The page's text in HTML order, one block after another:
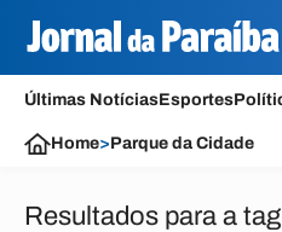
Últimas NotíciasEsportes
Home>Parque da Cidade
Resultados para a